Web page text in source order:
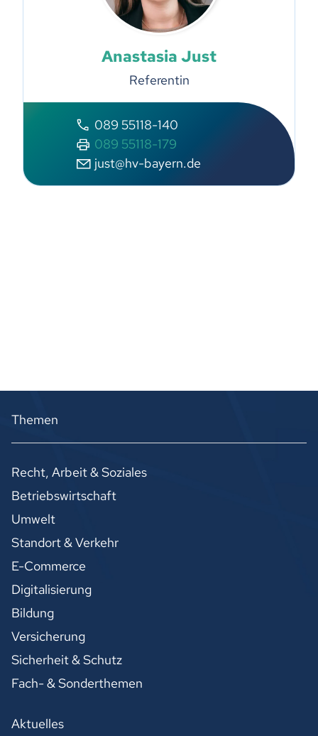
Anastasia Just
Referentin
089 55118-140
089 55118-179
just@hv-bayern.de
Themen
Recht, Arbeit & Soziales
Betriebswirtschaft
Umwelt
Standort & Verkehr
E-Commerce
Digitalisierung
Bildung
Versicherung
Sicherheit & Schutz
Fach- & Sonderthemen
Aktuelles